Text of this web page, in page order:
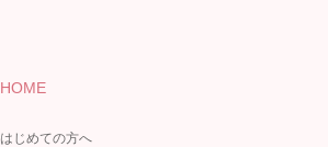
HOME
はじめての方へ